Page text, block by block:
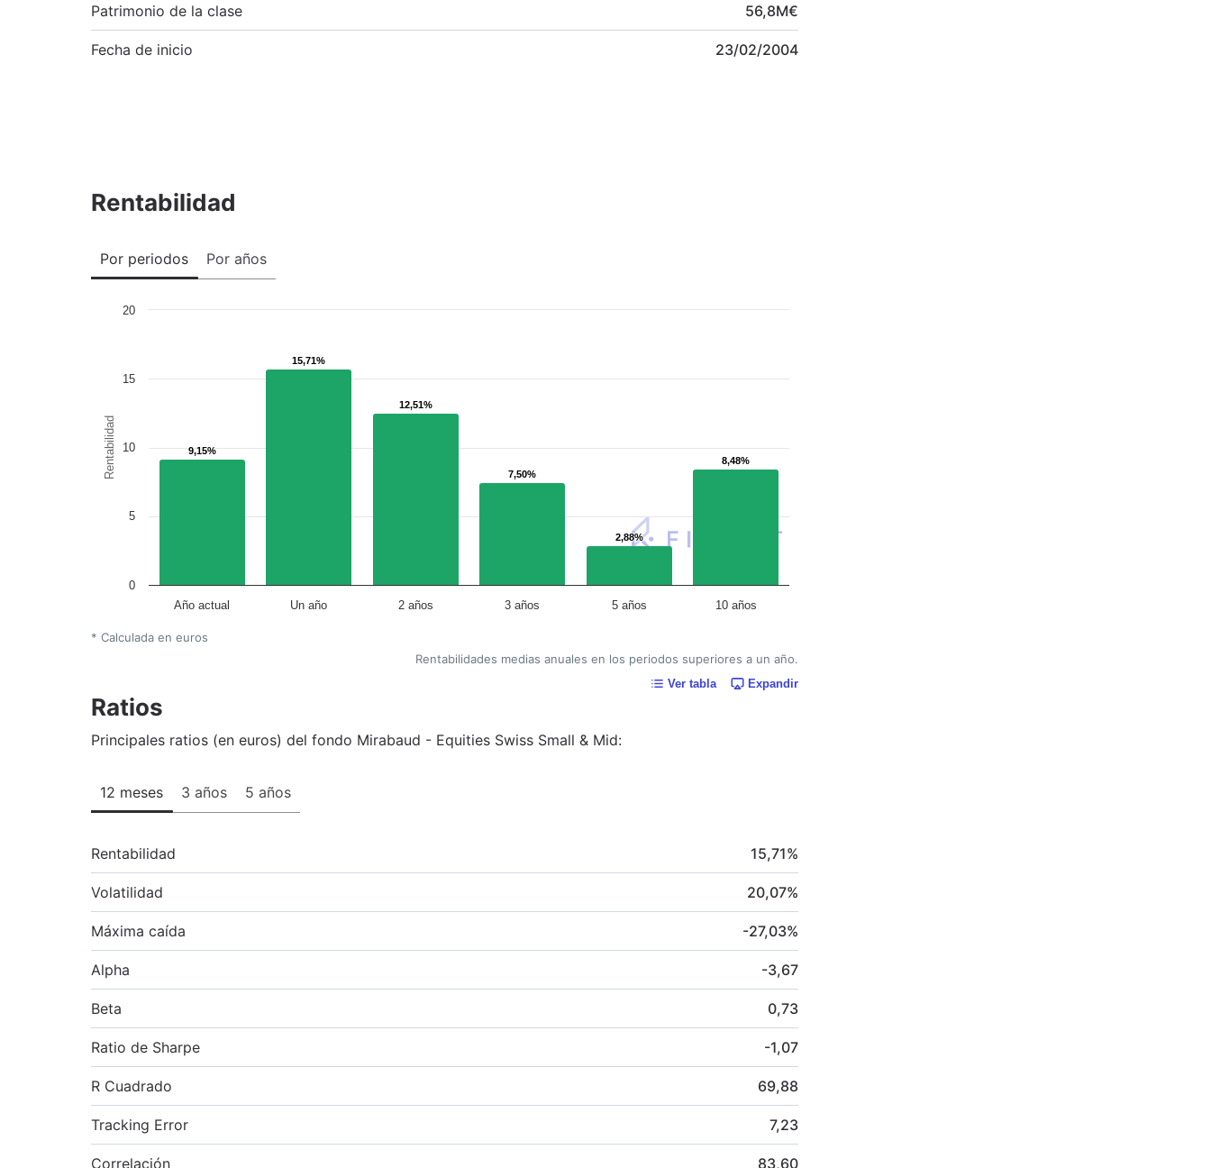
Patrimonio de la clase 56,8M€
Fecha de inicio 23/02/2004
Rentabilidad
Por periodos Por años
Rentabilidad 9,15%
9,15%
15,71%
15,71%
12,51%
12,51%
7,50%
7,50%
2,88%
2,88%
8,48%
8,48%
Año actual Un año 2 años 3 años 5 años 10 años
0
5
10
15
20
* Calculada en euros
Rentabilidades medias anuales en los periodos superiores a un año.
Ver tabla Expandir
Ratios
Principales ratios (en euros) del fondo Mirabaud - Equities Swiss Small & Mid:
12 meses 3 años 5 años
Rentabilidad 15,71%
Volatilidad 20,07%
Máxima caída -27,03%
Alpha -3,67
Beta 0,73
Ratio de Sharpe -1,07
R Cuadrado 69,88
Tracking Error 7,23
Correlación 83,60